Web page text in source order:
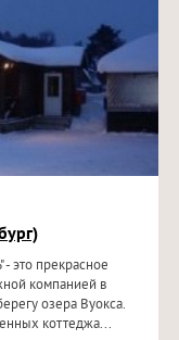
- это прекрасное
компанией в
озера Вуокса.
коттеджа...